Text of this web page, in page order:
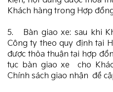
Khách hàng trong Hợp
5. Bàn giao xe: sau khi
Công ty theo quy định tại
được thỏa thuận tại hợp
tục bàn giao xe cho
Chính sách giao nhận đề